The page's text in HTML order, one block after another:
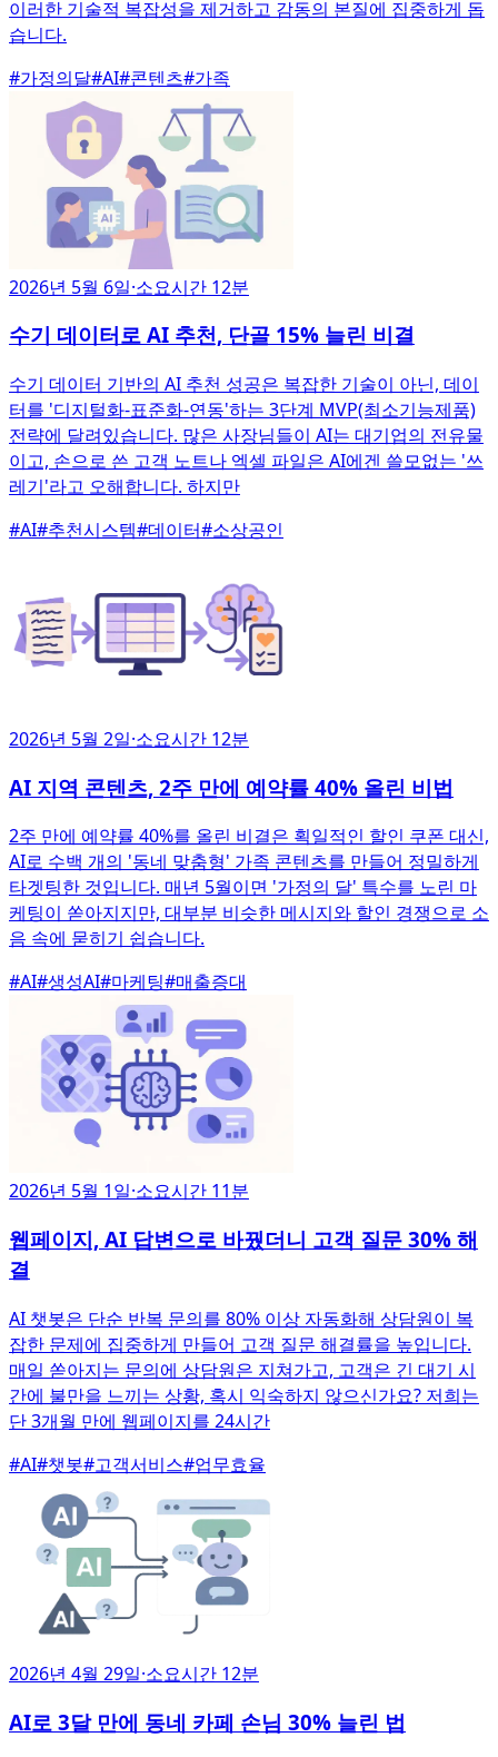
이러한 기술적 복잡성을 제거하고 감동의 본질에 집중하게 돕
습니다.
#가정의달#AI#콘텐츠#가족
2026년 5월 6일·소요시간 12분
수기 데이터로 AI 추천, 단골 15% 늘린 비결
수기 데이터 기반의 AI 추천 성공은 복잡한 기술이 아닌, 데이
터를 '디지털화-표준화-연동'하는 3단계 MVP(최소기능제품)
전략에 달려있습니다. 많은 사장님들이 AI는 대기업의 전유물
이고, 손으로 쓴 고객 노트나 엑셀 파일은 AI에겐 쓸모없는 '쓰
레기'라고 오해합니다. 하지만
#AI#추천시스템#데이터#소상공인
2026년 5월 2일·소요시간 12분
AI 지역 콘텐츠, 2주 만에 예약률 40% 올린 비법
2주 만에 예약률 40%를 올린 비결은 획일적인 할인 쿠폰 대신,
AI로 수백 개의 '동네 맞춤형' 가족 콘텐츠를 만들어 정밀하게
타겟팅한 것입니다. 매년 5월이면 '가정의 달' 특수를 노린 마
케팅이 쏟아지지만, 대부분 비슷한 메시지와 할인 경쟁으로 소
음 속에 묻히기 쉽습니다.
#AI#생성AI#마케팅#매출증대
2026년 5월 1일·소요시간 11분
웹페이지, AI 답변으로 바꿨더니 고객 질문 30% 해
결
AI 챗봇은 단순 반복 문의를 80% 이상 자동화해 상담원이 복
잡한 문제에 집중하게 만들어 고객 질문 해결률을 높입니다.
매일 쏟아지는 문의에 상담원은 지쳐가고, 고객은 긴 대기 시
간에 불만을 느끼는 상황, 혹시 익숙하지 않으신가요? 저희는
단 3개월 만에 웹페이지를 24시간
#AI#챗봇#고객서비스#업무효율
2026년 4월 29일·소요시간 12분
AI로 3달 만에 동네 카페 손님 30% 늘린 법